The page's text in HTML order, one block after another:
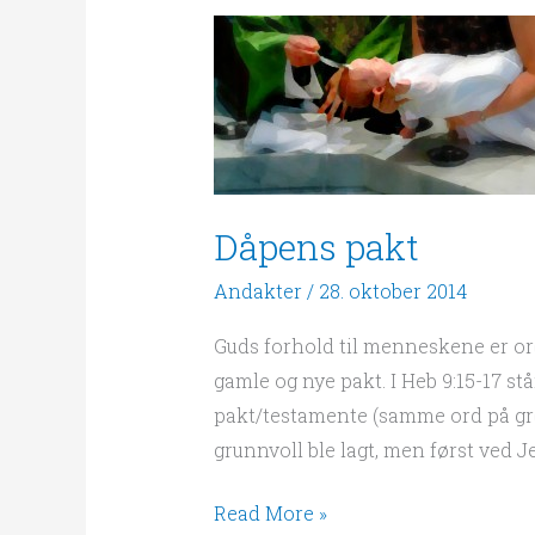
Dåpens pakt
Andakter/ 28. oktober 2014
Guds forhold til menneskene er
gamle og nye pakt. I Heb 9:15-17
pakt/testamente (samme ord på
grunnvoll ble lagt, men først ved
Dåpens
pakt
Read More »